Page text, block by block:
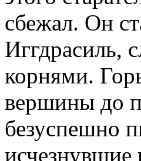
сбежал. Он
Иггдрасиль,
корнями.
вершины до
безуспешно